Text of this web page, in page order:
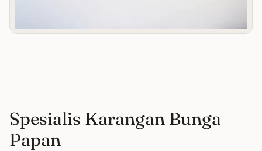
Spesialis Karangan Bunga
Papan